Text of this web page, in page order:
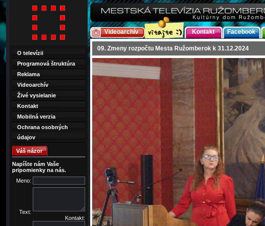
Videoarchív Kontakt Facebook
09. Zmeny rozpočtu Mesta Ružomberok k 31.12.2024
O televízii
Programová štruktúra
Reklama
Videoarchív
Živé vysielanie
Kontakt
Mobilná verzia
Ochrana osobných
údajov
Váš názor
Napíšte nám Vaše
pripomienky na nás.
Meno:
Text:
Kontakt: